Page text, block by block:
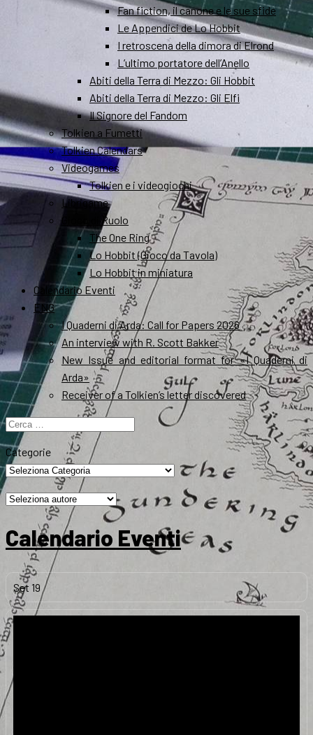
Fan fiction, il canone e le sue sfide
Le Appendici de Lo Hobbit
I retroscena della dimora di Elrond
L’ultimo portatore dell’Anello
Abiti della Terra di Mezzo: Gli Hobbit
Abiti della Terra di Mezzo: Gli Elfi
Il Signore del Fandom
Tolkien a Fumetti
Tolkien Calendars
Videogames
Tolkien e i videogiochi
Librigame
Gioco di Ruolo
The One Ring
Lo Hobbit (Gioco da Tavola)
Lo Hobbit in miniatura
Calendario Eventi
ENG
I Quaderni di Arda: Call for Papers 2026
An interview with R. Scott Bakker
New Issue and editorial format for «I Quaderni di
Arda»
Receiver of a Tolkien’s letter discovered
Ricerca
per:
Categorie
Calendario Eventi
Set 19